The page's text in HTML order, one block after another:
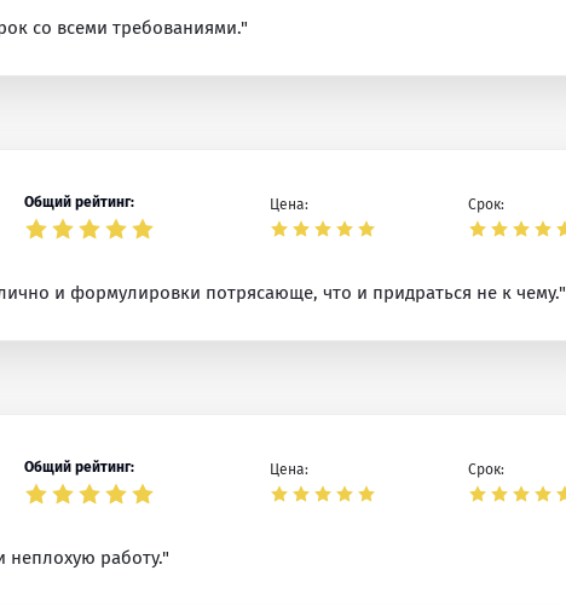
со всеми требованиями."
Общий рейтинг: Цена: Срок:
и формулировки потрясающе, что и придраться не к чему."
Общий рейтинг: Цена: Срок:
неплохую работу."